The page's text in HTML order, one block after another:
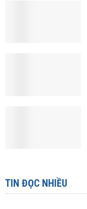
TIN ĐỌC NHIỀU